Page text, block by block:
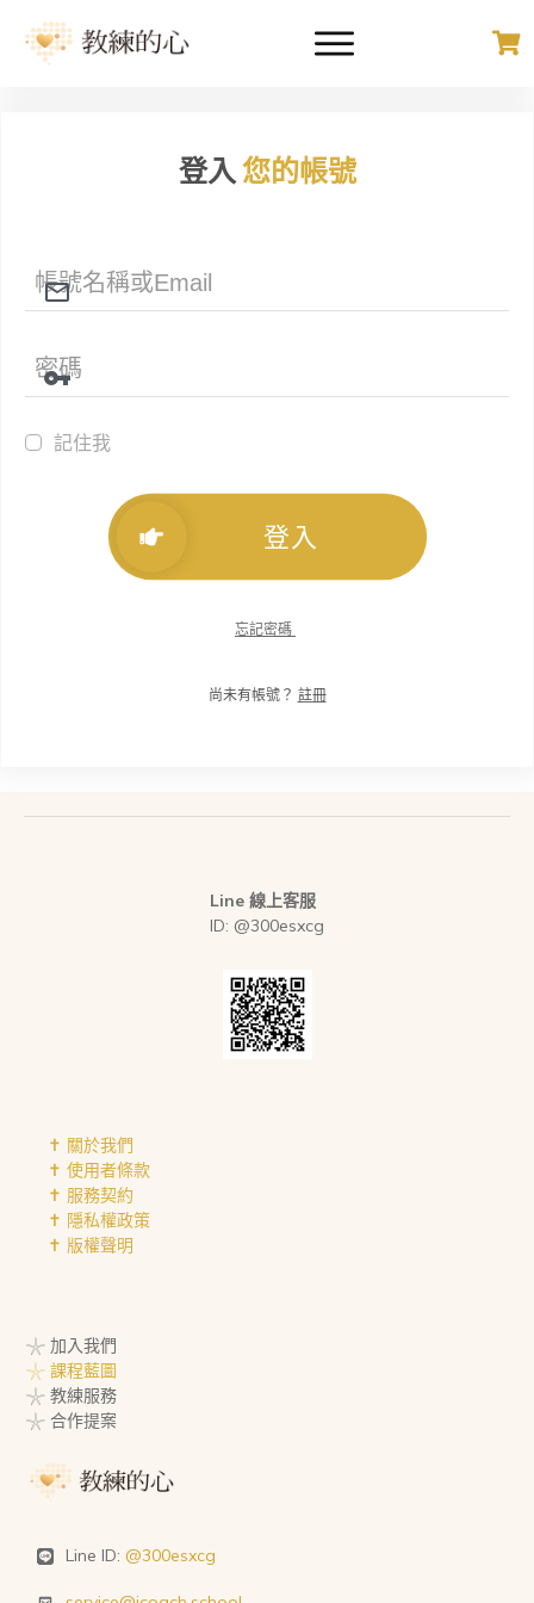
登入您的帳號
記住我
登入
忘記密碼
尚未有帳號？ 註冊
Line 線上客服
ID: @300esxcg
✝︎ 關於我們
✝︎ 使用者條款
✝︎ 服務契約
✝︎ 隱私權政策
✝︎ 版權聲明
𓇼 加入我們
𓇼 課程藍圖
𓇼 教練服務
𓇼 合作提案
Line ID: @300esxcg